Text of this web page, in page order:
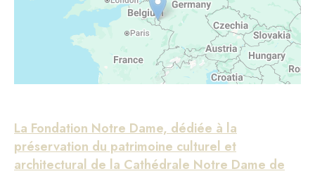
La Fondation Notre Dame, dédiée à la
préservation du patrimoine culturel et
architectural de la Cathédrale Notre Dame de